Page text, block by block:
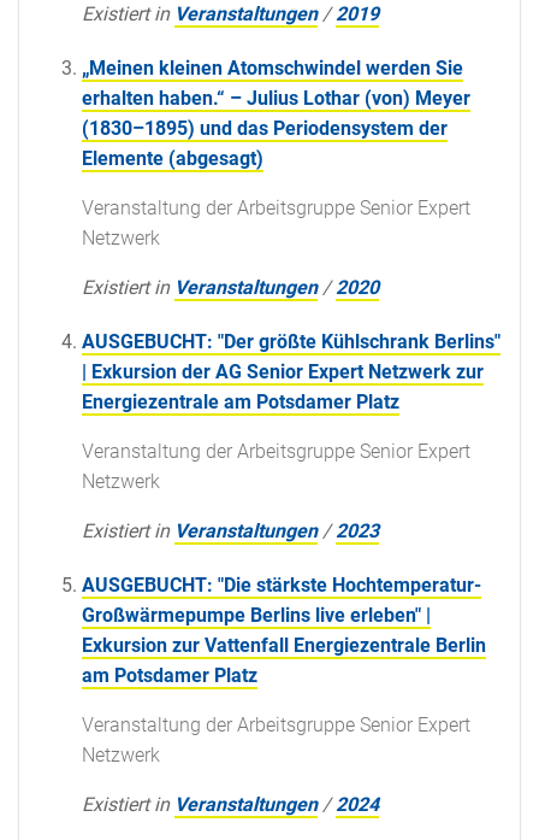
Existiert in Veranstaltungen /2019
„Meinen kleinen Atomschwindel werden Sie
erhalten haben.“ – Julius Lothar (von) Meyer
(1830–1895) und das Periodensystem der
Elemente (abgesagt)
Veranstaltung der Arbeitsgruppe Senior Expert
Netzwerk
Existiert in Veranstaltungen /2020
AUSGEBUCHT: "Der größte Kühlschrank Berlins"
| Exkursion der AG Senior Expert Netzwerk zur
Energiezentrale am Potsdamer Platz
Veranstaltung der Arbeitsgruppe Senior Expert
Netzwerk
Existiert in Veranstaltungen /2023
AUSGEBUCHT: "Die stärkste Hochtemperatur-
Großwärmepumpe Berlins live erleben" |
Exkursion zur Vattenfall Energiezentrale Berlin
am Potsdamer Platz
Veranstaltung der Arbeitsgruppe Senior Expert
Netzwerk
Existiert in Veranstaltungen /2024